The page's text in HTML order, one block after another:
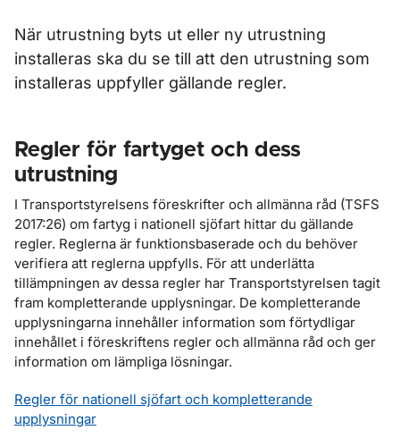
När utrustning byts ut eller ny utrustning
installeras ska du se till att den utrustning som
installeras uppfyller gällande regler.
Regler för fartyget och dess
utrustning
I Transportstyrelsens föreskrifter och allmänna råd (TSFS
2017:26) om fartyg i nationell sjöfart hittar du gällande
regler. Reglerna är funktionsbaserade och du behöver
verifiera att reglerna uppfylls. För att underlätta
tillämpningen av dessa regler har Transportstyrelsen tagit
fram kompletterande upplysningar. De kompletterande
upplysningarna innehåller information som förtydligar
innehållet i föreskriftens regler och allmänna råd och ger
information om lämpliga lösningar.
Regler för nationell sjöfart och kompletterande
upplysningar